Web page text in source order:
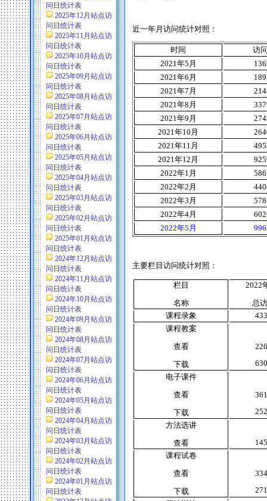
问日统计表
2025年12月站点访
问日统计表
2025年11月站点访
问日统计表
2025年10月站点访
问日统计表
2025年09月站点访
问日统计表
2025年08月站点访
问日统计表
2025年07月站点访
问日统计表
2025年06月站点访
问日统计表
2025年05月站点访
问日统计表
2025年04月站点访
问日统计表
2025年03月站点访
问日统计表
2025年02月站点访
问日统计表
2025年01月站点访
问日统计表
2024年12月站点访
问日统计表
2024年11月站点访
问日统计表
2024年10月站点访
问日统计表
2024年09月站点访
问日统计表
2024年08月站点访
问日统计表
2024年07月站点访
问日统计表
2024年06月站点访
问日统计表
2024年05月站点访
问日统计表
2024年04月站点访
问日统计表
2024年03月站点访
问日统计表
2024年02月站点访
问日统计表
2024年01月站点访
问日统计表
近一年月访问统计对照：
时间
访
2021年5 月
2021年6 月
2021年7 月
2021年8 月
2021年9 月
2021年10 月
2021年11 月
2021年12 月
2022年1 月
2022年2 月
2022年3 月
2022年4月
2022年5 月
主要栏目访问统计对照：
栏目
名称
2022
总
课程录象
课程教案
查看
下载
电子课件
查看
下载
方法选讲
查看
课程试卷
查看
下载